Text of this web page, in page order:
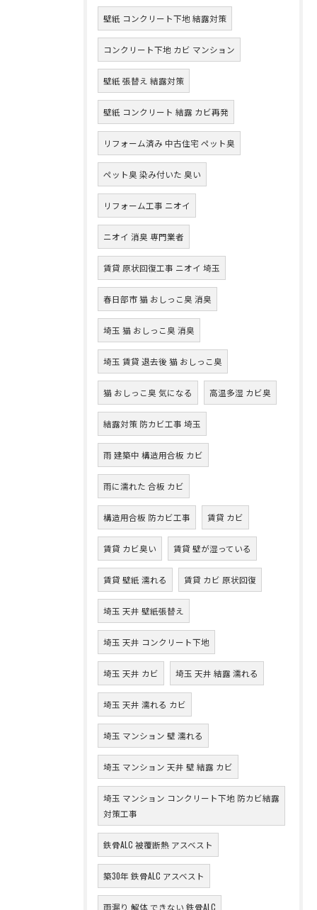
壁紙 コンクリート下地 結露対策
コンクリート下地 カビ マンション
壁紙 張替え 結露対策
壁紙 コンクリート 結露 カビ再発
リフォーム済み 中古住宅 ペット臭
ペット臭 染み付いた 臭い
リフォーム工事 ニオイ
ニオイ 消臭 専門業者
賃貸 原状回復工事 ニオイ 埼玉
春日部市 猫 おしっこ臭 消臭
埼玉 猫 おしっこ臭 消臭
埼玉 賃貸 退去後 猫 おしっこ臭
猫 おしっこ臭 気になる 高温多湿 カビ臭
結露対策 防カビ工事 埼玉
雨 建築中 構造用合板 カビ
雨に濡れた 合板 カビ
構造用合板 防カビ工事 賃貸 カビ
賃貸 カビ臭い 賃貸 壁が湿っている
賃貸 壁紙 濡れる 賃貸 カビ 原状回復
埼玉 天井 壁紙張替え
埼玉 天井 コンクリート下地
埼玉 天井 カビ 埼玉 天井 結露 濡れる
埼玉 天井 濡れる カビ
埼玉 マンション 壁 濡れる
埼玉 マンション 天井 壁 結露 カビ
埼玉 マンション コンクリート下地 防カビ結露
対策工事
鉄骨ALC 被覆断熱 アスベスト
築30年 鉄骨ALC アスベスト
雨漏り 解体 できない 鉄骨ALC